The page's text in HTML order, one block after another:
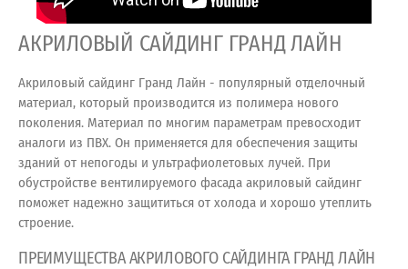
АКРИЛОВЫЙ САЙДИНГ ГРАНД ЛАЙН
Акриловый сайдинг Гранд Лайн - популярный отделочный
материал, который производится из полимера нового
поколения. Материал по многим параметрам превосходит
аналоги из ПВХ. Он применяется для обеспечения защиты
зданий от непогоды и ультрафиолетовых лучей. При
обустройстве вентилируемого фасада акриловый сайдинг
поможет надежно защититься от холода и хорошо утеплить
строение.
ПРЕИМУЩЕСТВА АКРИЛОВОГО САЙДИНГА ГРАНД ЛАЙН